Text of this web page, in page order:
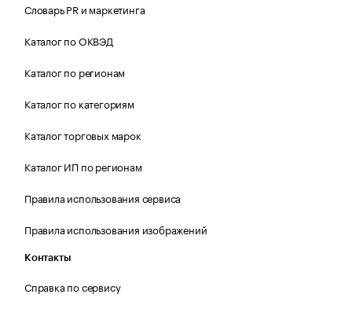
Словарь PR и маркетинга
Каталог по ОКВЭД
Каталог по регионам
Каталог по категориям
Каталог торговых марок
Каталог ИП по регионам
Правила использования сервиса
Правила использования изображений
Контакты
Справка по сервису